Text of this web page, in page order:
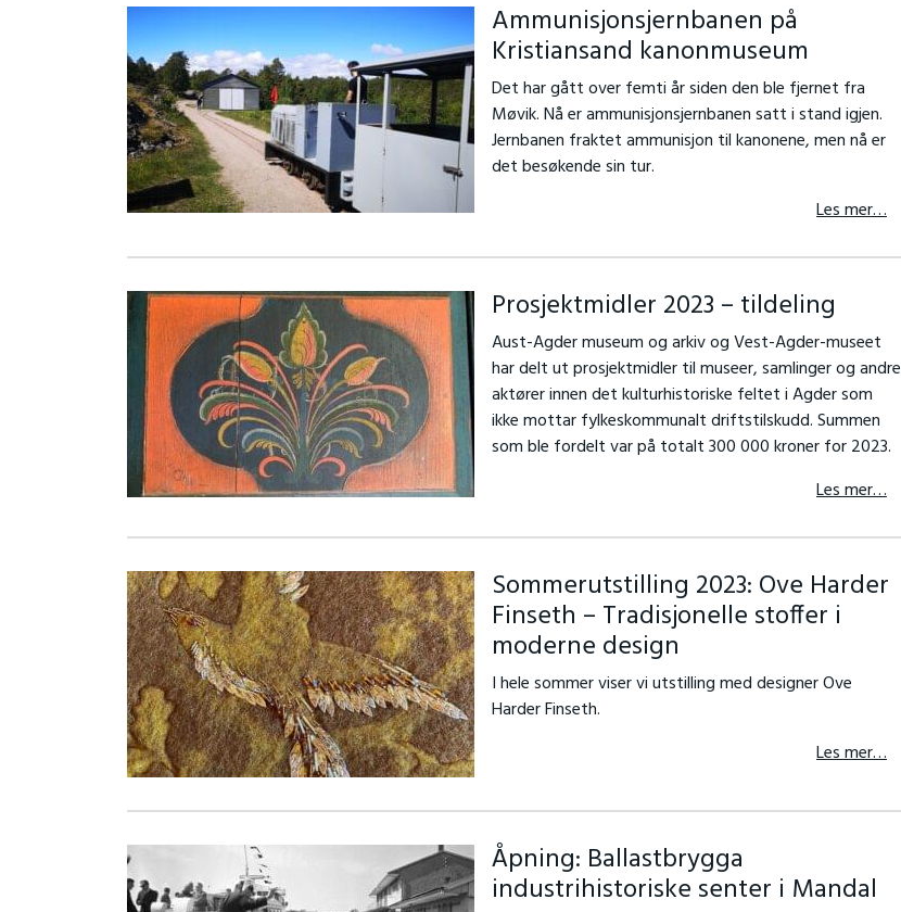
Ammunisjonsjernbanen på
Kristiansand kanonmuseum
Det har gått over femti år siden den ble fjernet fra
Møvik. Nå er ammunisjonsjernbanen satt i stand igjen.
Jernbanen fraktet ammunisjon til kanonene, men nå er
det besøkende sin tur.
Les mer…
Prosjektmidler 2023 – tildeling
Aust-Agder museum og arkiv og Vest-Agder-museet
har delt ut prosjektmidler til museer, samlinger og andre
aktører innen det kulturhistoriske feltet i Agder som
ikke mottar fylkeskommunalt driftstilskudd. Summen
som ble fordelt var på totalt 300 000 kroner for 2023.
Les mer…
Sommerutstilling 2023: Ove Harder
Finseth – Tradisjonelle stoffer i
moderne design
I hele sommer viser vi utstilling med designer Ove
Harder Finseth.
Les mer…
Åpning: Ballastbrygga
industrihistoriske senter i Mandal